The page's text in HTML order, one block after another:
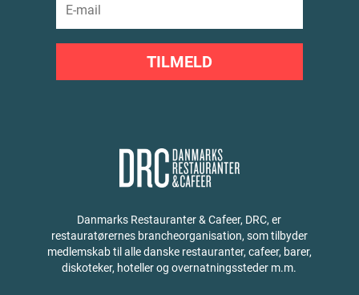
TILMELD
Danmarks Restauranter & Cafeer, DRC, er
restauratørernes brancheorganisation, som tilbyder
medlemskab til alle danske restauranter, cafeer, barer,
diskoteker, hoteller og overnatningssteder m.m.